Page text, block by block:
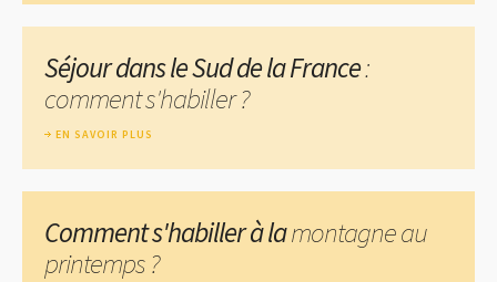
Séjour dans le Sud de la France:
comment s'habiller ?
EN SAVOIR PLUS
Comment s'habiller à lamontagne au
printemps ?